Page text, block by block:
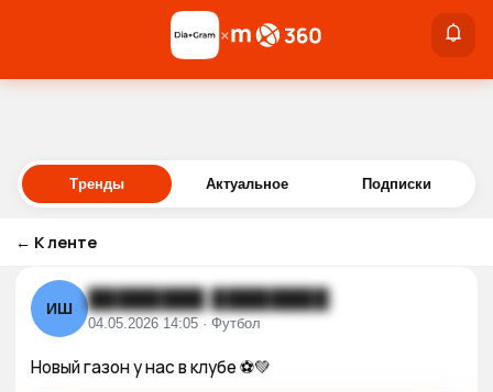
Войти
×
Тренды Актуальное Подписки
← К ленте
ИШ ████████ ████████
04.05.2026 14:05 · Футбол
Новый газон у нас в клубе ⚽️💚